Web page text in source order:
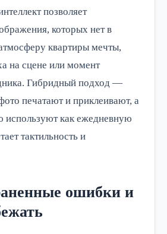
позволяет
которых нет в
квартиры мечты,
на сцене или момент
Гибридный подход —
печатают и приклеивают, а
как ежедневную
тактильность и
ошибки и